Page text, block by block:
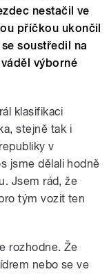
nestačil ve
příčkou ukončil
soustředil na
výborné
klasifikaci
stejně tak i
v
jsme dělali hodně
Jsem rád, že
tým vozit ten
rozhodne. Že
nebo se ve